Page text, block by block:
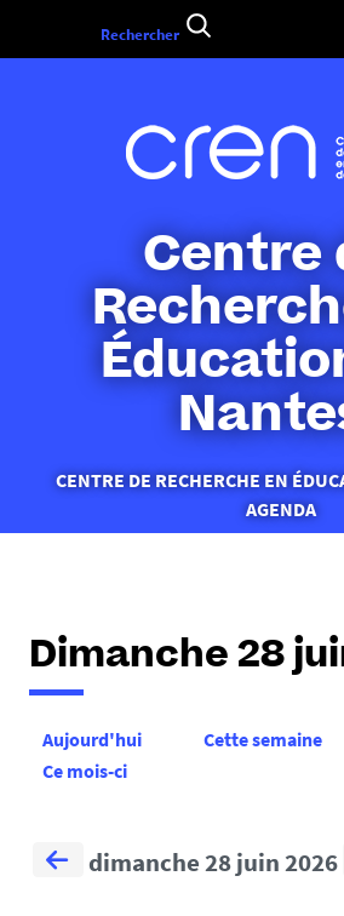
Centre
Vous
ici :
CENTRE DE RECHERCHE EN
AGENDA
Rechercher
Dimanche 28
Aujourd'hui
Cette semaine
Ce mois-ci
dimanche 28 juin 2026